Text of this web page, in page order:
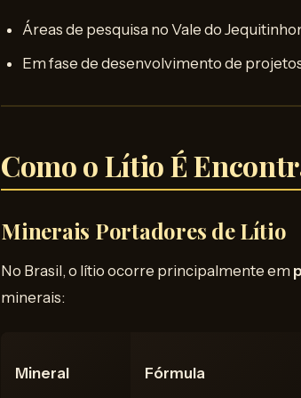
Áreas de pesquisa no Vale do
Em fase de desenvolvimento de
Como o Lítio É
Minerais Portadores de Lítio
No Brasil, o lítio ocorre principalmente em
minerais:
Mineral Fórmula